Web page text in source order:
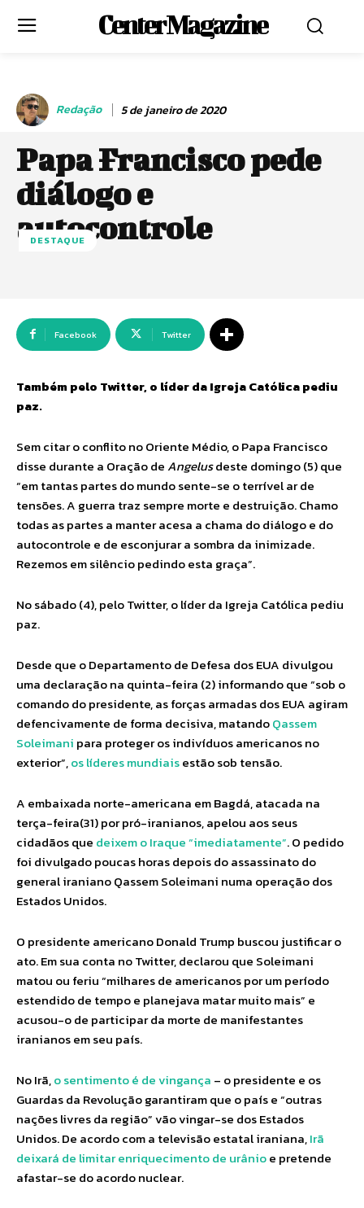
Center Magazine
Redação 5 de janeiro de 2020
Papa Francisco pede
diálogo e
autocontrole
DESTAQUE
Facebook Twitter
Também pelo Twitter, o líder da Igreja Católica pediu
paz.
Sem citar o conflito no Oriente Médio, o Papa Francisco
disse durante a Oração de Angelusdeste domingo (5) que
“em tantas partes do mundo sente-se o terrível ar de
tensões. A guerra traz sempre morte e destruição. Chamo
todas as partes a manter acesa a chama do diálogo e do
autocontrole e de esconjurar a sombra da inimizade.
Rezemos em silêncio pedindo esta graça”.
No sábado (4), pelo Twitter, o líder da Igreja Católica pediu
paz.
Desde que o Departamento de Defesa dos EUA divulgou
uma declaração na quinta-feira (2) informando que “sob o
comando do presidente, as forças armadas dos EUA agiram
defencivamente de forma decisiva, matandoQassem
Soleimani para proteger os indivíduos americanos no
exterior”,os líderes mundiaisestão sob tensão.
A embaixada norte-americana em Bagdá, atacada na
terça-feira(31) por pró-iranianos, apelou aos seus
cidadãos que deixem o Iraque “imediatamente”. O pedido
foi divulgado poucas horas depois do assassinato do
general iraniano Qassem Soleimani numa operação dos
Estados Unidos.
O presidente americano Donald Trump buscou justificar o
ato. Em sua conta no Twitter, declarou que Soleimani
matou ou feriu “milhares de americanos por um período
estendido de tempo e planejava matar muito mais” e
acusou-o de participar da morte de manifestantes
iranianos em seu país.
No Irã,o sentimento é de vingança – o presidente e os
Guardas da Revolução garantiram que o país e “outras
nações livres da região” vão vingar-se dos Estados
Unidos. De acordo com a televisão estatal iraniana,Irã
deixará de limitar enriquecimento de urânioe pretende
afastar-se do acordo nuclear.